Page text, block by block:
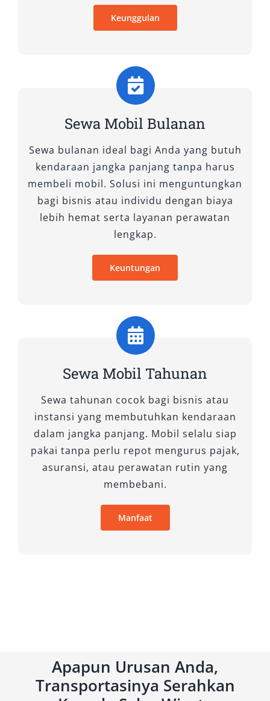
Toyota Hiace Commuter ideal untuk perjalanan
nyaman, cocok untuk keperluan wisata, antar
jemput, atau perjalanan dinas.
12. Toyota Hiace Premio
Toyota Hiace Premio menawarkan kenyamanan
premium dengan kabin yang lebih mewah dan
fitur-fitur yang lebih lengkap. Cocok untuk
perjalanan bisnis atau keperluan khusus yang
membutuhkan sentuhan eksklusif.
13. Toyota Hiace Premio Luxury
Toyota Hiace Premio Luxury menghadirkan
Pilihan tepat untuk perjalanan istimewa yang
mengutamakan kenyamanan dan prestise.
14. Isuzu Elf Long
Isuzu Elf Long menawarkan solusi efisien untuk
angkutan barang dan orang dalam jumlah
besar. Kendaraan ini handal dan irit bahan
bakar, cocok untuk keperluan bisnis logistik
atau transportasi rombongan.
sediakan, kami yakin dapat memenuhi
kebutuhan transportasi Anda.
Keunggulan
Sewa Mobil Bulanan
Sewa bulanan ideal bagi Anda yang butuh
kendaraan jangka panjang tanpa harus
membeli mobil. Solusi ini menguntungkan
bagi bisnis atau individu dengan biaya
lebih hemat serta layanan perawatan
lengkap.
Keuntungan
Sewa Mobil Tahunan
Sewa tahunan cocok bagi bisnis atau
instansi yang membutuhkan kendaraan
dalam jangka panjang. Mobil selalu siap
pakai tanpa perlu repot mengurus pajak,
asuransi, atau perawatan rutin yang
membebani.
Manfaat
Apapun Urusan Anda,
Transportasinya Serahkan